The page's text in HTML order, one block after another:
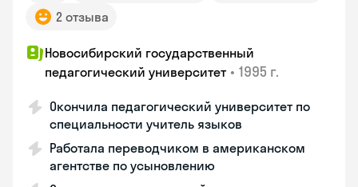
2 отзыва
Новосибирский государственный
педагогический университет • 1995 г.
Окончила педагогический университет по
специальности учитель языков
Работала переводчиком в американском
агентстве по усыновлению